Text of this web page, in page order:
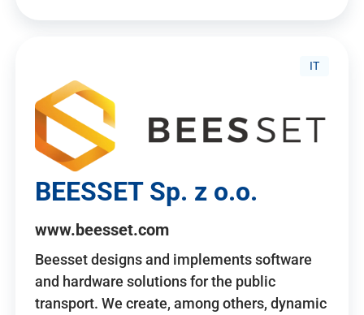
IT
BEESSET Sp. z o.o.
www.beesset.com
Beesset designs and implements software
and hardware solutions for the public
transport. We create, among others, dynamic